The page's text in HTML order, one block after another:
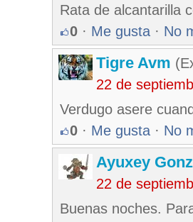
Rata de alcantarilla
0 · Me gusta · No
Tigre Avm
22 de
Verdugo asere
0 · Me gusta · No
Ayuxey
22 de
Buenas noches.